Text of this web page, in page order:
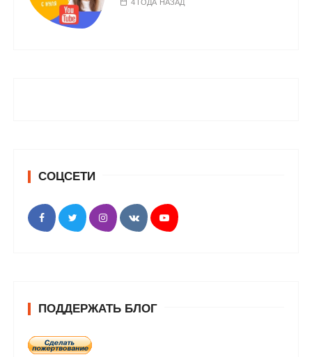
4 ГОДА НАЗАД
СОЦСЕТИ
ПОДДЕРЖАТЬ БЛОГ